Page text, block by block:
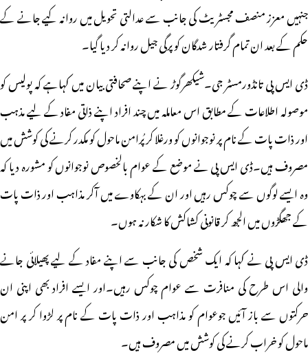
جنہیں معزز منصف مجسٹریٹ کی جانب سے عدالتی تحویل میں روانہ کیے جانے کے
حکم کے بعد ان تمام گرفتار شدگان کو پرگی جیل روانہ کر دیا گیا۔
ڈی ایس پی تانڈورمسٹر جی۔شیکھرگوڑ نے اپنے صحافتی بیان میں کہاہے کہ پولیس کو
موصولہ اطلاعات کے مطابق اس معاملہ میں چند افراد اپنے ذاتی مفاد کے لیے مذہب
اور ذات پات کے نام پر نوجوانوں کو ورغلا کر پُرامن ماحول کو مکدر کرنے کی کوشش میں
مصروف ہیں۔ڈی ایس پی نے موضع کے عوام بالخصوص نوجوانوں کو مشورہ دیا کہ
وہ ایسے لوگوں سے چوکس رہیں اور ان کے بہکاوے میں آکر مذاہب اور ذات پات
کے جھگڑوں میں الجھ کر قانونی کشاکش کا شکار نہ ہوں۔
ڈی ایس پی نے کہا کہ ایک شخص کی جانب سے اپنے مفاد کے لیے پھیلائی جانے
والی اس طرح کی منافرت سے عوام چوکس رہیں۔اور ایسے افراد بھی اپنی ان
حرکتوں سے باز آئیں جوعوام کو مذاہب اور ذات پات کے نام پر لڑوا کر پر امن
ماحول کو خراب کرنے کی کوشش میں مصروف ہیں۔